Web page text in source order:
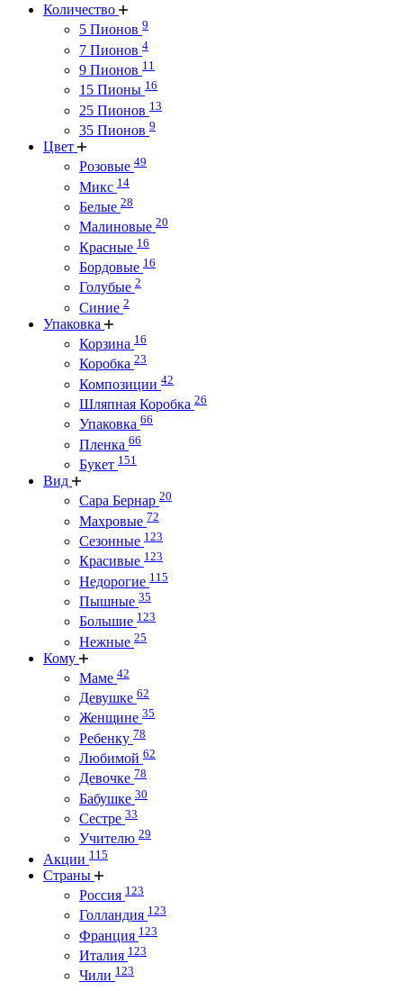
Количество
5 Пионов 9
7 Пионов 4
9 Пионов 11
15 Пионы 16
25 Пионов 13
35 Пионов 9
Цвет
Розовые 49
Микс 14
Белые 28
Малиновые 20
Красные 16
Бордовые 16
Голубые 2
Синие 2
Упаковка
Корзина 16
Коробка 23
Композиции 42
Шляпная Коробка 26
Упаковка 66
Пленка 66
Букет 151
Вид
Сара Бернар 20
Махровые 72
Сезонные 123
Красивые 123
Недорогие 115
Пышные 35
Большие 123
Нежные 25
Кому
Маме 42
Девушке 62
Женщине 35
Ребенку 78
Любимой 62
Девочке 78
Бабушке 30
Сестре 33
Учителю 29
Акции 115
Страны
Россия 123
Голландия 123
Франция 123
Италия 123
Чили 123